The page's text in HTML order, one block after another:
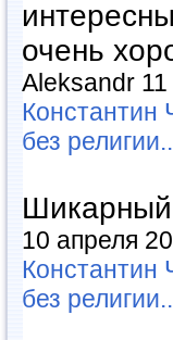
очень
Aleksandr
Константин
без
Шикарный
10 апреля
Константин
без